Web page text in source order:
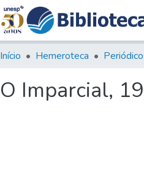
Início Hemeroteca
O Imparcial,